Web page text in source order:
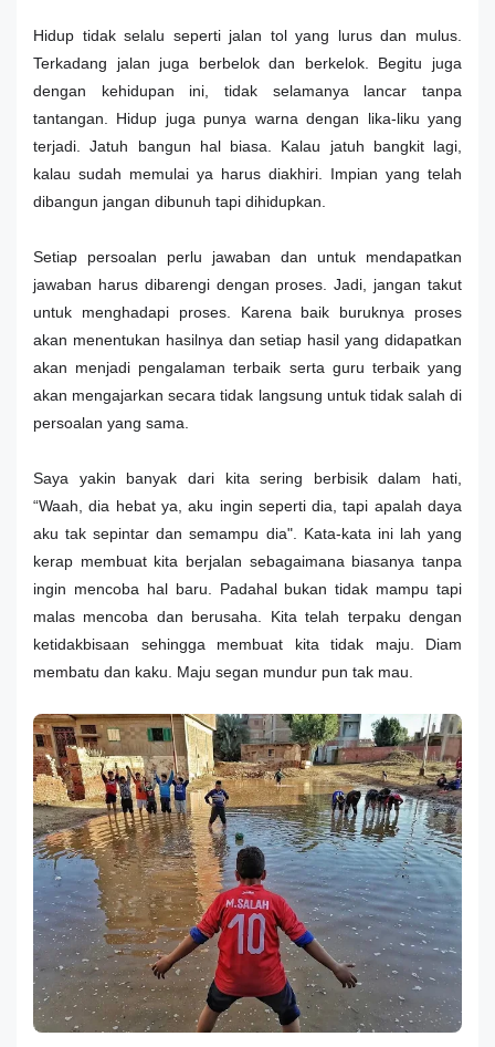
Hidup tidak selalu seperti jalan tol yang lurus dan mulus.
Terkadang jalan juga berbelok dan berkelok. Begitu juga
dengan kehidupan ini, tidak selamanya lancar tanpa
tantangan. Hidup juga punya warna dengan lika-liku yang
terjadi. Jatuh bangun hal biasa. Kalau jatuh bangkit lagi,
kalau sudah memulai ya harus diakhiri. Impian yang telah
dibangun jangan dibunuh tapi dihidupkan.
Setiap persoalan perlu jawaban dan untuk mendapatkan
jawaban harus dibarengi dengan proses. Jadi, jangan takut
untuk menghadapi proses. Karena baik buruknya proses
akan menentukan hasilnya dan setiap hasil yang didapatkan
akan menjadi pengalaman terbaik serta guru terbaik yang
akan mengajarkan secara tidak langsung untuk tidak salah di
persoalan yang sama.
Saya yakin banyak dari kita sering berbisik dalam hati,
“Waah, dia hebat ya, aku ingin seperti dia, tapi apalah daya
aku tak sepintar dan semampu dia". Kata-kata ini lah yang
kerap membuat kita berjalan sebagaimana biasanya tanpa
ingin mencoba hal baru. Padahal bukan tidak mampu tapi
malas mencoba dan berusaha. Kita telah terpaku dengan
ketidakbisaan sehingga membuat kita tidak maju. Diam
membatu dan kaku. Maju segan mundur pun tak mau.